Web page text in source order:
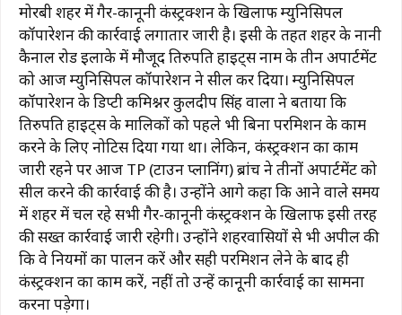
मोरबी शहर में गैर-कानूनी कंस्ट्रक्शन के खिलाफ म्युनिसिपल
कॉर्पोरेशन की कार्रवाई लगातार जारी है। इसी के तहत शहर के नानी
कैनाल रोड इलाके में मौजूद तिरुपति हाइट्स नाम के तीन अपार्टमेंट
को आज म्युनिसिपल कॉर्पोरेशन ने सील कर दिया। म्युनिसिपल
कॉर्पोरेशन के डिप्टी कमिश्नर कुलदीप सिंह वाला ने बताया कि
तिरुपति हाइट्स के मालिकों को पहले भी बिना परमिशन के काम
करने के लिए नोटिस दिया गया था। लेकिन, कंस्ट्रक्शन का काम
जारी रहने पर आज TP (टाउन प्लानिंग) ब्रांच ने तीनों अपार्टमेंट को
सील करने की कार्रवाई की है। उन्होंने आगे कहा कि आने वाले समय
में शहर में चल रहे सभी गैर-कानूनी कंस्ट्रक्शन के खिलाफ इसी तरह
की सख्त कार्रवाई जारी रहेगी। उन्होंने शहरवासियों से भी अपील की
कि वे नियमों का पालन करें और सही परमिशन लेने के बाद ही
कंस्ट्रक्शन का काम करें, नहीं तो उन्हें कानूनी कार्रवाई का सामना
करना पड़ेगा।